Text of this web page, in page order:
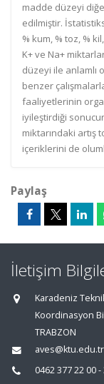
madde düzeyi
edilmiştir.
% kum, % toz, %
K+ ve Na+
düzeyi ile anlamlı
benzer
faaliyetlerinin
iyileştirdiği
miktarındaki artış
içeriklerini de
Paylaş
İletişim
Karadeniz
Koordinasyon
TRABZON
aves@ktu.edu.tr
0462 377 22 00 -